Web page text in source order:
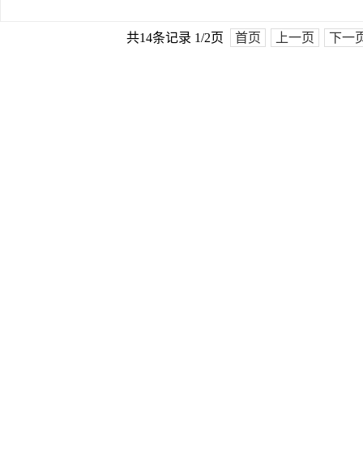
共14条记录 1/2页 首页 上一页 下一